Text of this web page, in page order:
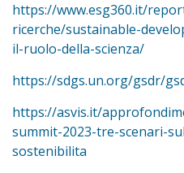
https://www.esg360.it/
ricerche/sustainable-
il-ruolo-della-scienza/
https://sdgs.un.org/gsdr/
https://asvis.it/
summit-2023-tre-scenari-
sostenibilita